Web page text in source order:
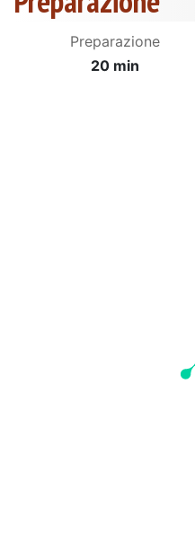
Preparazione
20 min